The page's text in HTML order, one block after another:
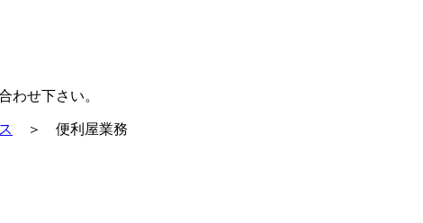
わせ下さい。
＞ 便利屋業務